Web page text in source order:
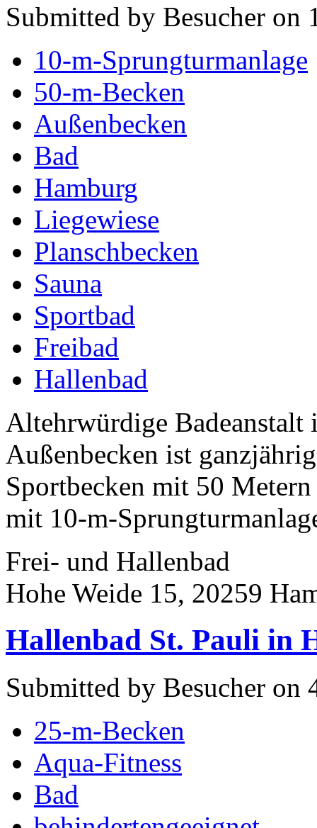
Submitted by Besucher on
10-m-Sprungturmanlage
50-m-Becken
Außenbecken
Bad
Hamburg
Liegewiese
Planschbecken
Sauna
Sportbad
Freibad
Hallenbad
Altehrwürdige
Außenbecken ist
Sportbecken mit 50
mit 10-m-
Frei- und Hallenbad
Hohe Weide 15, 20259
Hallenbad St. Pauli in
Submitted by Besucher on
25-m-Becken
Aqua-Fitness
Bad